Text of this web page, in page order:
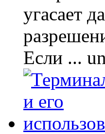
угасает
Если ...